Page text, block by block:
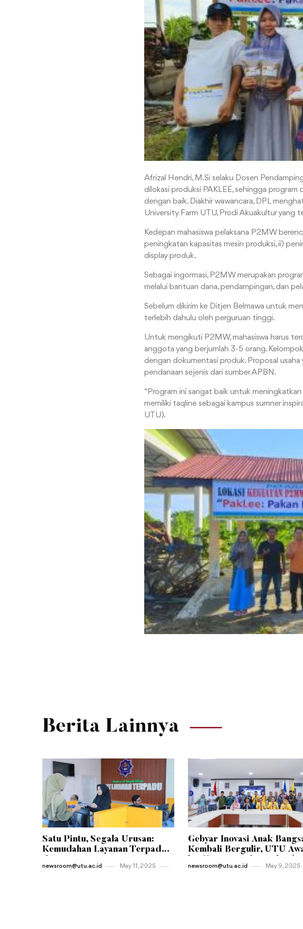
Afrizal Hendri, M.Si selaku Dosen
dilokasi produksi PAKLEE, sehingga program
dengan baik. Diakhir wawancara, DPL
University Farm UTU, Prodi Akuakultur yang
Kedepan mahasiswa pelaksana P2MW
peningkatan kapasitas mesin produksi, ii)
display produk.
Sebagai ingormasi, P2MW merupakan
melalui bantuan dana, pendampingan, dan
Sebelum dikirim ke Ditjen Belmawa untuk
terlebih dahulu oleh perguruan tinggi.
Untuk mengikuti P2MW, mahasiswa harus
anggota yang berjumlah 3-5 orang.
dengan dokumentasi produk. Proposal
pendanaan sejenis dari sumber APBN.
“Program ini sangat baik untuk
memiliki taqline sebagai kampus sumner
UTU).
Berita Lainnya
Satu Pintu, Segala Urusan:
Kemudahan Layanan Terpadu
newsroom@utu.ac.id May 11 , 2025
Gebyar Inovasi Anak
Kembali Bergulir, UTU
newsroom@utu.ac.id May 9 , 2025